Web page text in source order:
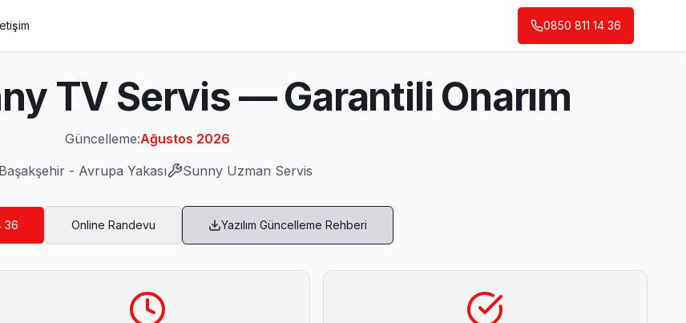
çok ne soruyor? "Ne kadar sürer?" — çoğu Sunny arızasını aynı günde tamamlıyoruz.
0850 811 14 36
TV Servis — Garantili Onarım
Güncelleme:Ağustos 2026
Başakşehir - Avrupa Yakası Sunny Uzman Servis
36 Online Randevu Yazılım Güncelleme Rehberi